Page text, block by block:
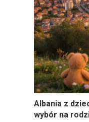
Albania z
wybór na